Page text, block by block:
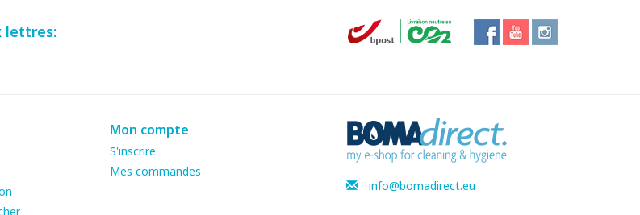
lettres:
Mon compte
S'inscrire
Mes commandes
info@bomadirect.eu